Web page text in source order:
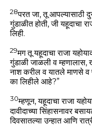
28परत जा, तू आपल्यासाठी
गुंडाळीत होती, जी यहूदाचा
लिही.
29मग तू यहूदाचा राजा
गुंडाळी जाळली व म्हणालास,
नाश करील व यातले माणसे व
का लिहीले आहे?”
30म्हणून, यहूदाचा राजा
दावीदाच्या सिंहासनावर
दिवसातल्या उन्हात आणि